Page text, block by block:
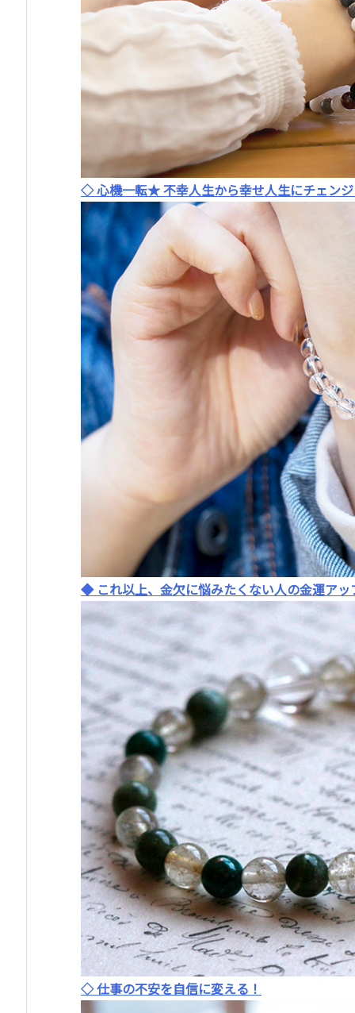
◇ 心機一転★ 不幸人生から幸せ人生にチェン
◆ これ以上、金欠に悩みたくない人の金運アッ
◇ 仕事の不安を自信に変える！